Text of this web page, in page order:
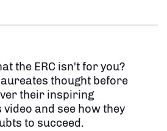
the ERC isn't for you?
thought before
their inspiring
and see how they
to succeed.